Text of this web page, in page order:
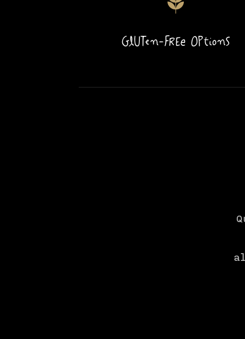
Gluten-Free Options